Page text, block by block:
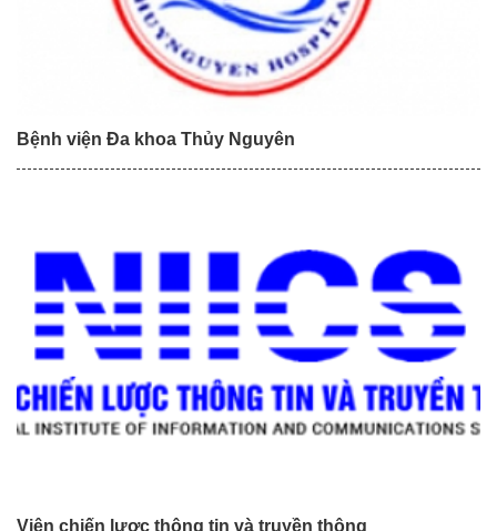
Bệnh viện Đa khoa Thủy Nguyên
Viện chiến lược thông tin và truyền thông